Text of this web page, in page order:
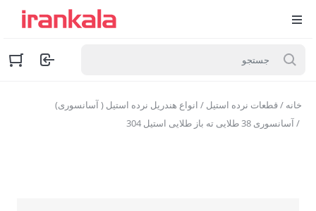
خانه /قطعات نرده استیل / انواع هندریل نرده استیل ( آسانسوری)
/ آسانسوری 38 طلایی ته باز طلایی استیل 304